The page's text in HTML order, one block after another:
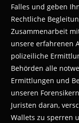
Falles und geben
Rechtliche
Zusammenarbeit
unsere erfahrenen
polizeiliche
Behörden alle
Ermittlungen und
unseren
Juristen daran,
Wallets zu sperren